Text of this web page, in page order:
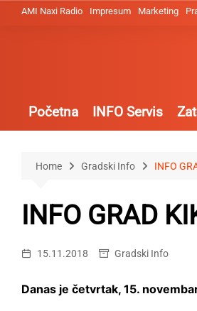
AMI Naxi Radio Impresum Marketing
Početna INFO Servis
Home Gradski Info INFO
INFO GRAD
15.11.2018 Gradski Info
Danas je četvrtak, 15.